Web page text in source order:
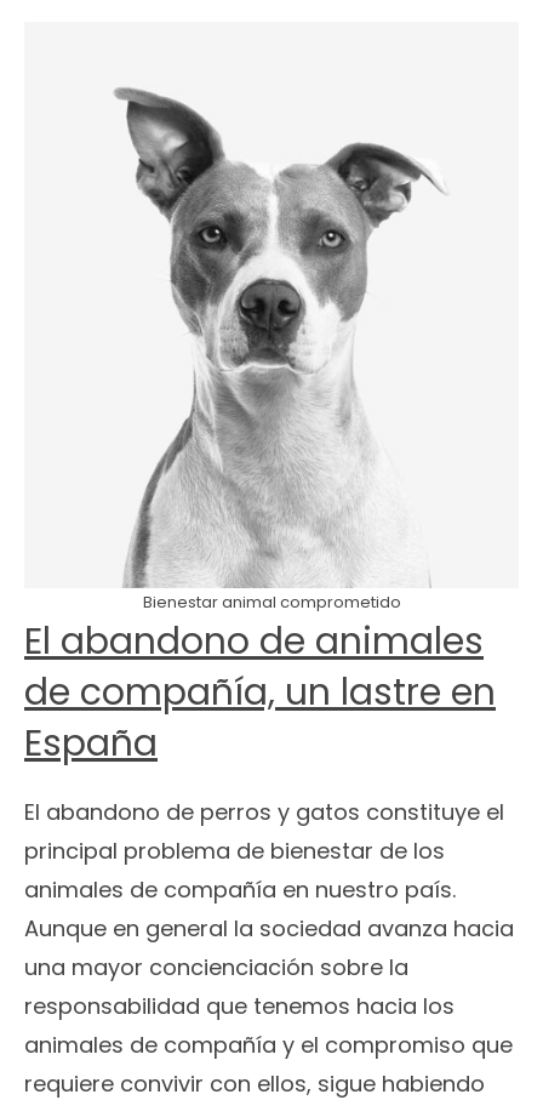
Bienestar animal comprometido
El abandono de animales
de compañía, un lastre en
España
El abandono de perros y gatos constituye el
principal problema de bienestar de los
animales de compañía en nuestro país.
Aunque en general la sociedad avanza hacia
una mayor concienciación sobre la
responsabilidad que tenemos hacia los
animales de compañía y el compromiso que
requiere convivir con ellos, sigue habiendo